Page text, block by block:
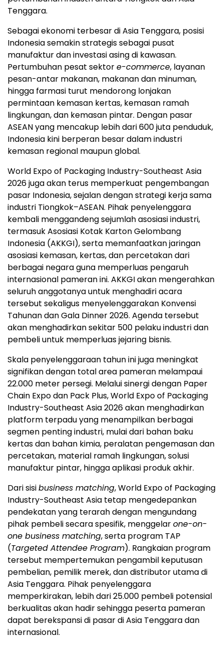
Tenggara.
Sebagai ekonomi terbesar di Asia Tenggara, posisi
Indonesia semakin strategis sebagai pusat
manufaktur dan investasi asing di kawasan.
Pertumbuhan pesat sektore-commerce, layanan
pesan-antar makanan, makanan dan minuman,
hingga farmasi turut mendorong lonjakan
permintaan kemasan kertas, kemasan ramah
lingkungan, dan kemasan pintar. Dengan pasar
ASEAN yang mencakup lebih dari 600 juta penduduk,
Indonesia kini berperan besar dalam industri
kemasan regional maupun global.
World Expo of Packaging Industry-Southeast Asia
2026 juga akan terus memperkuat pengembangan
pasar Indonesia, sejalan dengan strategi kerja sama
industri Tiongkok–ASEAN. Pihak penyelenggara
kembali menggandeng sejumlah asosiasi industri,
termasuk Asosiasi Kotak Karton Gelombang
Indonesia (AKKGI), serta memanfaatkan jaringan
asosiasi kemasan, kertas, dan percetakan dari
berbagai negara guna memperluas pengaruh
internasional pameran ini. AKKGI akan mengerahkan
seluruh anggotanya untuk menghadiri acara
tersebut sekaligus menyelenggarakan Konvensi
Tahunan dan Gala Dinner 2026. Agenda tersebut
akan menghadirkan sekitar 500 pelaku industri dan
pembeli untuk memperluas jejaring bisnis.
Skala penyelenggaraan tahun ini juga meningkat
signifikan dengan total area pameran melampaui
22.000 meter persegi. Melalui sinergi dengan Paper
Chain Expo dan Pack Plus, World Expo of Packaging
Industry-Southeast Asia 2026 akan menghadirkan
platform terpadu yang menampilkan berbagai
segmen penting industri, mulai dari bahan baku
kertas dan bahan kimia, peralatan pengemasan dan
percetakan, material ramah lingkungan, solusi
manufaktur pintar, hingga aplikasi produk akhir.
Dari sisibusiness matching, World Expo of Packaging
Industry-Southeast Asia tetap mengedepankan
pendekatan yang terarah dengan mengundang
pihak pembeli secara spesifik, menggelarone-on-
one business matching, serta program TAP
(Targeted Attendee Program). Rangkaian program
tersebut mempertemukan pengambil keputusan
pembelian, pemilik merek, dan distributor utama di
Asia Tenggara. Pihak penyelenggara
memperkirakan, lebih dari 25.000 pembeli potensial
berkualitas akan hadir sehingga peserta pameran
dapat berekspansi di pasar di Asia Tenggara dan
internasional.